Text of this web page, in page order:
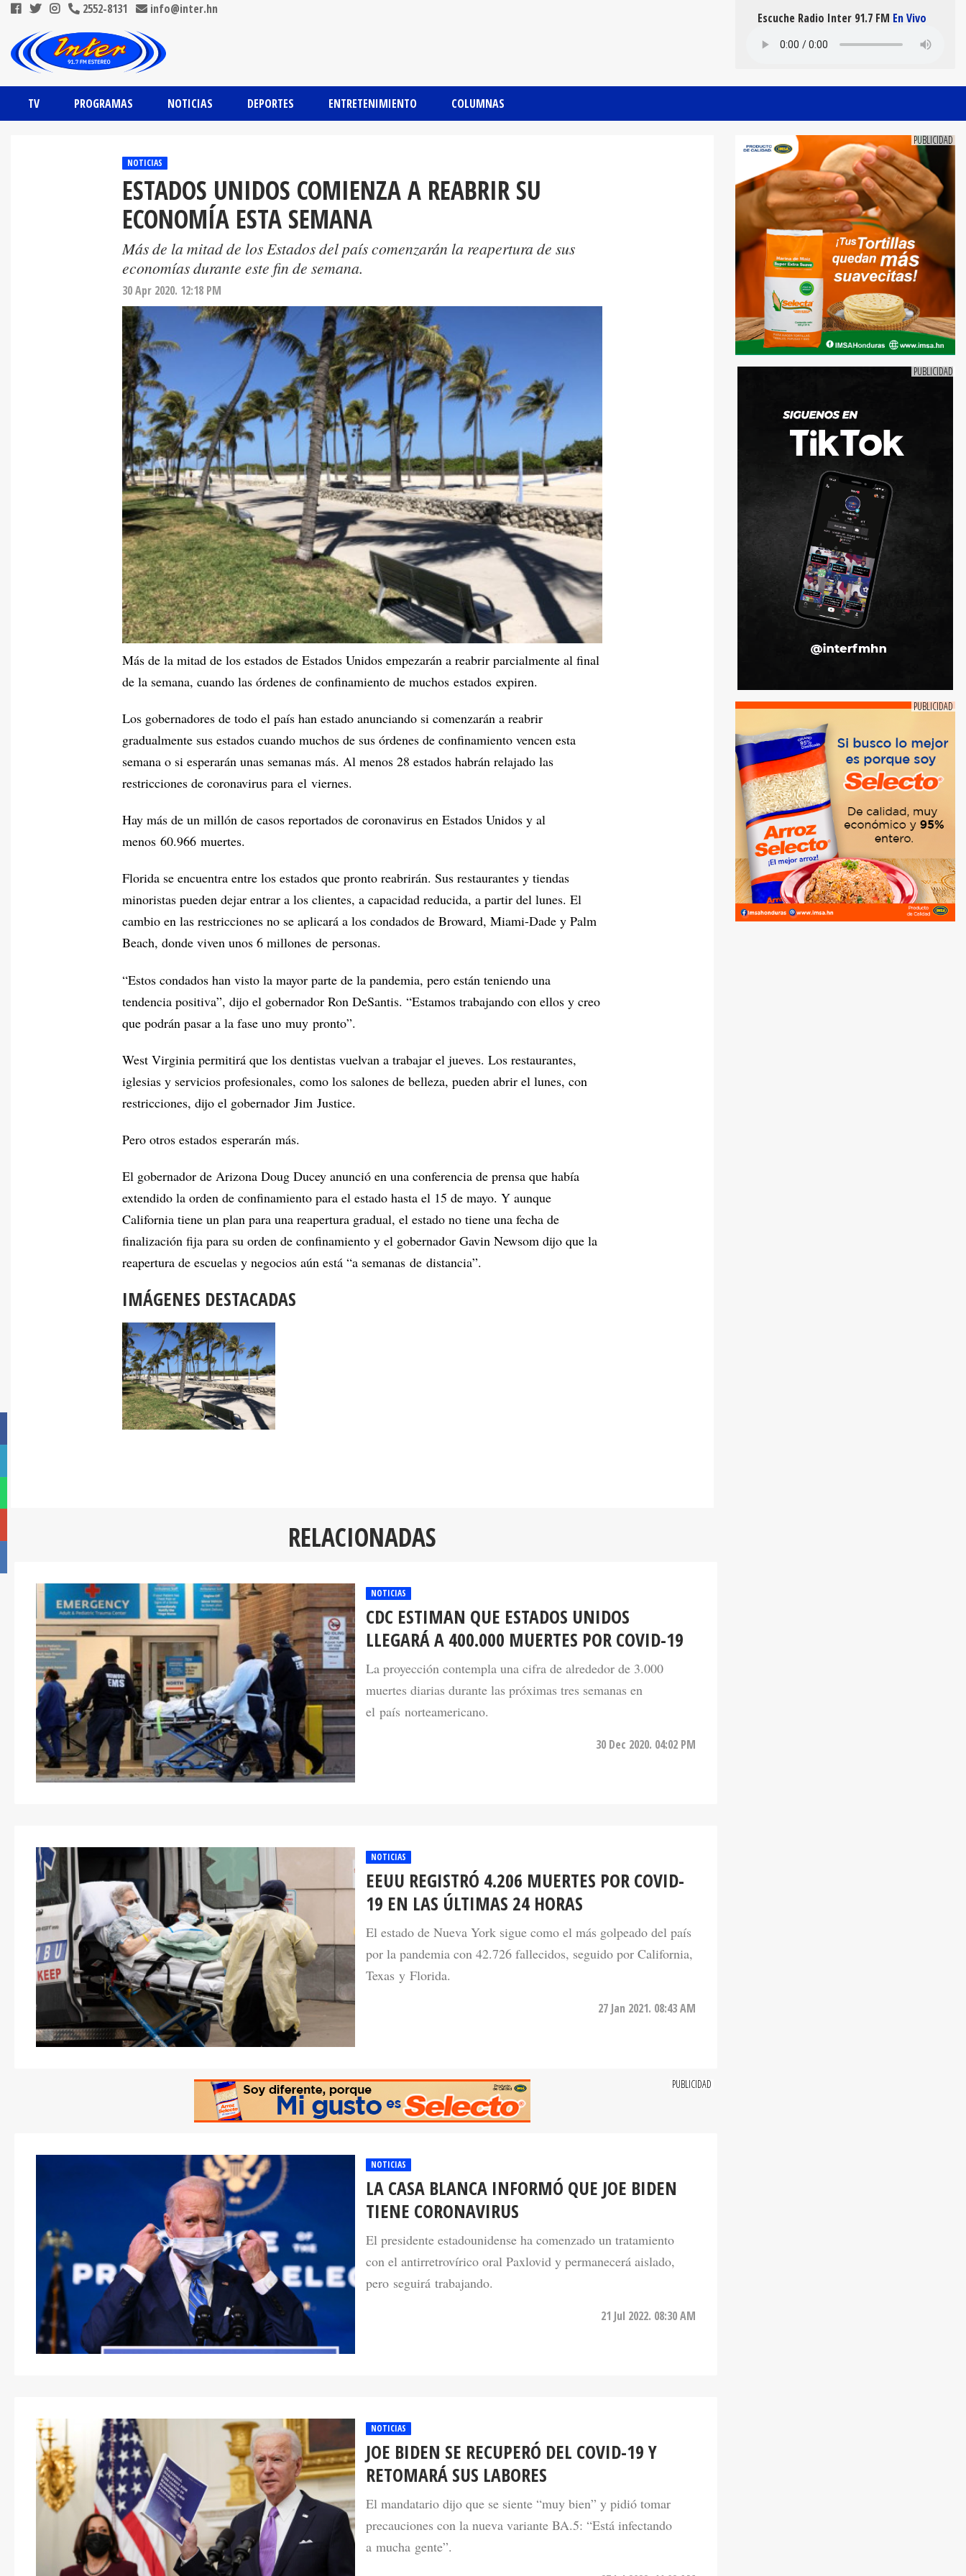
2552-8131 info@inter.hn
TV PROGRAMAS NOTICIAS DEPORTES ENTRETENIMIENTO COLUMNAS
Escuche Radio Inter 91.7 FM En Vivo
NOTICIAS
ESTADOS UNIDOS COMIENZA A REABRIR SU
ECONOMÍA ESTA SEMANA
Más de la mitad de los Estados del país comenzarán la reapertura de sus
economías durante este fin de semana.
30 Apr 2020. 12:18 PM
Más de la mitad de los estados de Estados Unidos empezarán a reabrir parcialmente al final
de la semana, cuando las órdenes de confinamiento de muchos estados expiren.
Los gobernadores de todo el país han estado anunciando si comenzarán a reabrir
gradualmente sus estados cuando muchos de sus órdenes de confinamiento vencen esta
semana o si esperarán unas semanas más. Al menos 28 estados habrán relajado las
restricciones de coronavirus para el viernes.
Hay más de un millón de casos reportados de coronavirus en Estados Unidos y al
menos 60.966 muertes.
Florida se encuentra entre los estados que pronto reabrirán. Sus restaurantes y tiendas
minoristas pueden dejar entrar a los clientes, a capacidad reducida, a partir del lunes. El
cambio en las restricciones no se aplicará a los condados de Broward, Miami-Dade y Palm
Beach, donde viven unos 6 millones de personas.
“Estos condados han visto la mayor parte de la pandemia, pero están teniendo una
tendencia positiva”, dijo el gobernador Ron DeSantis. “Estamos trabajando con ellos y creo
que podrán pasar a la fase uno muy pronto”.
West Virginia permitirá que los dentistas vuelvan a trabajar el jueves. Los restaurantes,
iglesias y servicios profesionales, como los salones de belleza, pueden abrir el lunes, con
restricciones, dijo el gobernador Jim Justice.
Pero otros estados esperarán más.
El gobernador de Arizona Doug Ducey anunció en una conferencia de prensa que había
extendido la orden de confinamiento para el estado hasta el 15 de mayo. Y aunque
California tiene un plan para una reapertura gradual, el estado no tiene una fecha de
finalización fija para su orden de confinamiento y el gobernador Gavin Newsom dijo que la
reapertura de escuelas y negocios aún está “a semanas de distancia”.
IMÁGENES DESTACADAS
RELACIONADAS
NOTICIAS
CDC ESTIMAN QUE ESTADOS UNIDOS
LLEGARÁ A 400.000 MUERTES POR COVID-19
La proyección contempla una cifra de alrededor de 3.000
muertes diarias durante las próximas tres semanas en
el país norteamericano.
30 Dec 2020. 04:02 PM
NOTICIAS
EEUU REGISTRÓ 4.206 MUERTES POR COVID-
19 EN LAS ÚLTIMAS 24 HORAS
El estado de Nueva York sigue como el más golpeado del país
por la pandemia con 42.726 fallecidos, seguido por California,
Texas y Florida.
27 Jan 2021. 08:43 AM
LA CASA BLANCA INFORMÓ QUE JOE BIDEN
TIENE CORONAVIRUS
El presidente estadounidense ha comenzado un tratamiento
con el antirretrovírico oral Paxlovid y permanecerá aislado,
pero seguirá trabajando.
JOE BIDEN SE RECUPERÓ DEL COVID-19 Y
RETOMARÁ SUS LABORES
El mandatario dijo que se siente “muy bien” y pidió tomar
precauciones con la nueva variante BA.5: “Está infectando
a mucha gente”.